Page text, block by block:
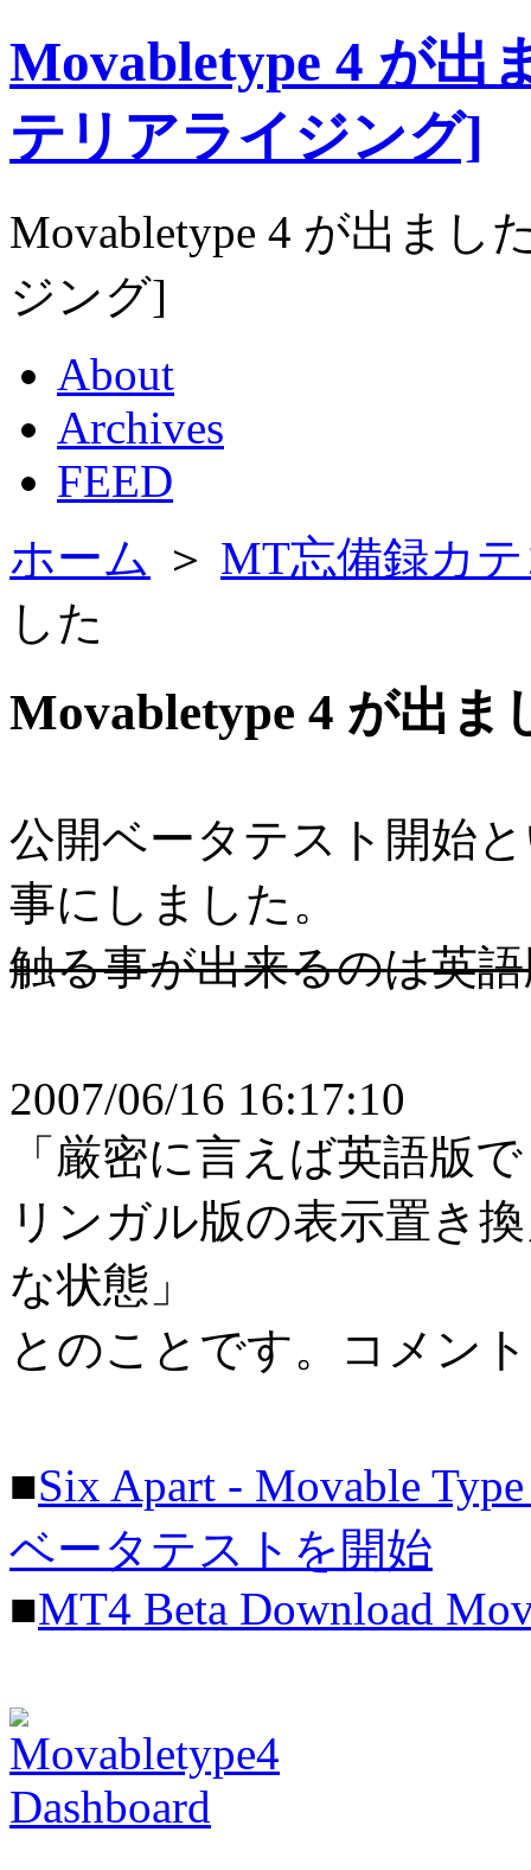
Movabletype 4 が出
テリアライジング]
Movabletype 4 が出まし
ジング]
About
Archives
FEED
ホーム ＞ MT忘備録カ
した
Movabletype 4 が出ま
公開ベータテスト開始
事にしました。
触る事が出来るのは英
2007/06/16 16:17:10
「厳密に言えば英語版
リンガル版の表示置き
な状態」
とのことです。コメン
■Six Apart - Movable
ベータテストを開始
■MT4 Beta Download